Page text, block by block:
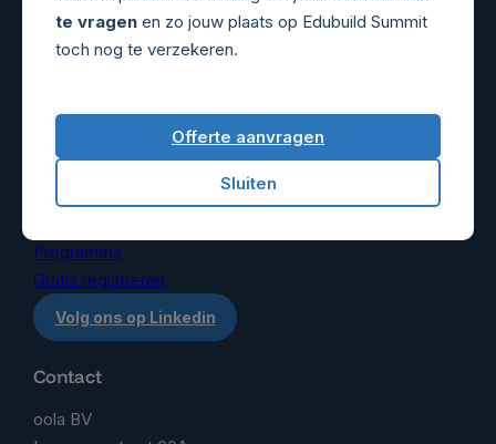
Exposanten
Bezoekersprofiel
Bezoekers
Programma
Gratis registreren
Volg ons op Linkedin
Sportinfrastructuur
Semi-publieke gebouwen
Contact
oola BV
te vragen en zo jouw plaats op Edubuild Summit
toch nog te verzekeren.
Offerte aanvragen
Sluiten